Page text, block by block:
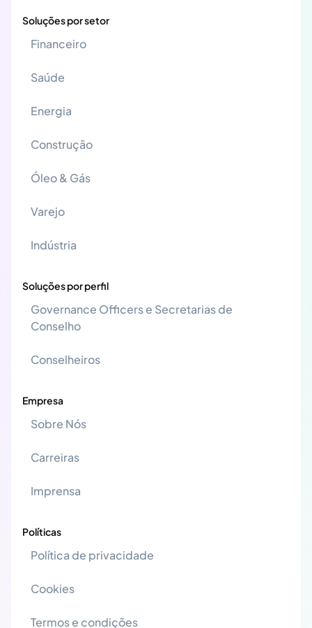
Soluções por setor
Financeiro
Saúde
Energia
Construção
Óleo & Gás
Varejo
Indústria
Soluções por perfil
Governance Officers e Secretarias de
Conselho
Conselheiros
Empresa
Sobre Nós
Carreiras
Imprensa
Políticas
Política de privacidade
Cookies
Termos e condições